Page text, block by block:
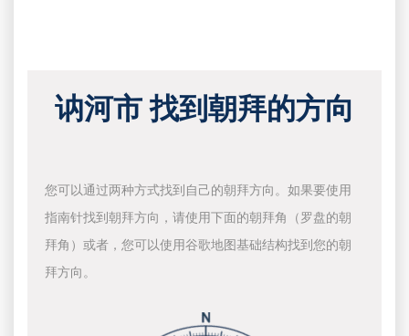
讷河市 找到朝拜的方向
您可以通过两种方式找到自己的朝拜方向。如果要使用
指南针找到朝拜方向，请使用下面的朝拜角（罗盘的朝
拜角）或者，您可以使用谷歌地图基础结构找到您的朝
拜方向。